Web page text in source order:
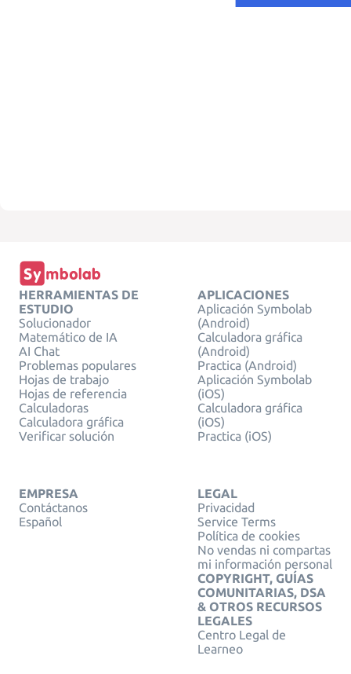
HERRAMIENTAS DE
ESTUDIO
Solucionador
Matemático de IA
AI Chat
Problemas populares
Hojas de trabajo
Hojas de referencia
Calculadoras
Calculadora gráfica
Verificar solución
APLICACIONES
Aplicación Symbolab
(Android)
Calculadora gráfica
(Android)
Practica (Android)
Aplicación Symbolab
(iOS)
Calculadora gráfica
(iOS)
Practica (iOS)
EMPRESA
Contáctanos
Español
LEGAL
Privacidad
Service Terms
Política de cookies
No vendas ni compartas
mi información personal
COPYRIGHT, GUÍAS
COMUNITARIAS, DSA
& OTROS RECURSOS
LEGALES
Centro Legal de
Learneo